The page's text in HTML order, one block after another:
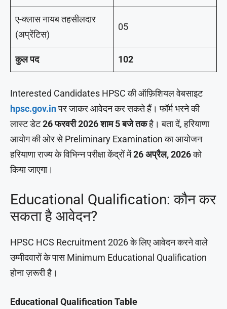
ए-क्लास नायब तहसीलदार
(अप्रेंटिस)
05
कुल पद 102
Interested Candidates HPSC की ऑफ़िशियल वेबसाइट
hpsc.gov.inपर जाकर आवेदन कर सकते हैं। फॉर्म भरने की
लास्ट डेट26 फरवरी 2026 शाम 5 बजे तकहै। बता दें, हरियाणा
आयोग की ओर से Preliminary Examination का आयोजन
हरियाणा राज्य के विभिन्न परीक्षा केंद्रों में26 अप्रैल, 2026को
किया जाएगा।
Educational Qualification: कौन कर
सकता है आवेदन?
HPSC HCS Recruitment 2026 के लिए आवेदन करने वाले
उम्मीदवारों के पास Minimum Educational Qualification
होना ज़रूरी है।
Educational Qualification Table